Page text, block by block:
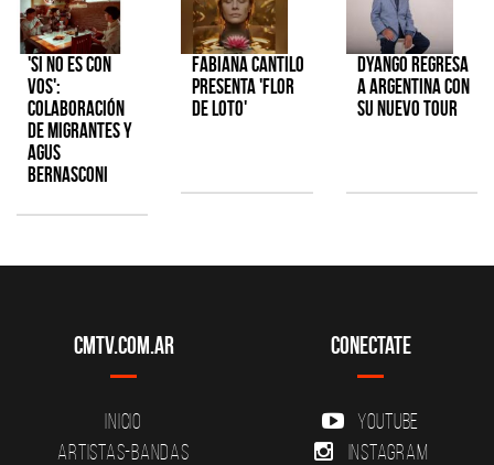
'Si No Es Con
Vos':
colaboración
de Migrantes y
Agus
Bernasconi
Fabiana Cantilo
presenta 'Flor
de Loto'
Dyango regresa
a Argentina con
su nuevo tour
CMTV.com.ar
Inicio
Artistas-Bandas
Conectate
YouTube
Instagram